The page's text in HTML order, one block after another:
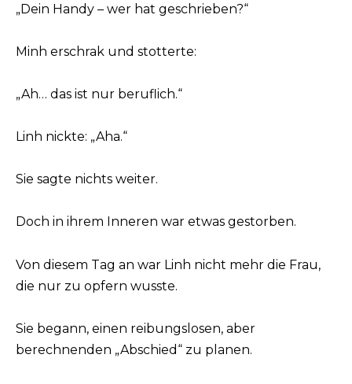
„Dein Handy – wer hat geschrieben?“
Minh erschrak und stotterte:
„Ah… das ist nur beruflich.“
Linh nickte: „Aha.“
Sie sagte nichts weiter.
Doch in ihrem Inneren war etwas gestorben.
Von diesem Tag an war Linh nicht mehr die Frau,
die nur zu opfern wusste.
Sie begann, einen reibungslosen, aber
berechnenden „Abschied“ zu planen.